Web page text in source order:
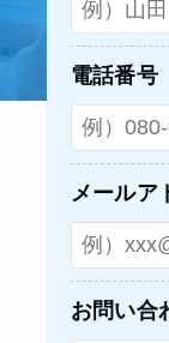
電話番号
メールア
お問い合